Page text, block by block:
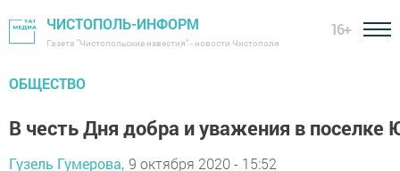
ЧИСТОПОЛЬ-ИНФОРМ
Газета "Чистопольские известия" - новости Чистополя
16+
ОБЩЕСТВО
В честь Дня добра и уважения в
Гузель Гумерова, 9 октября 2020 - 15:52